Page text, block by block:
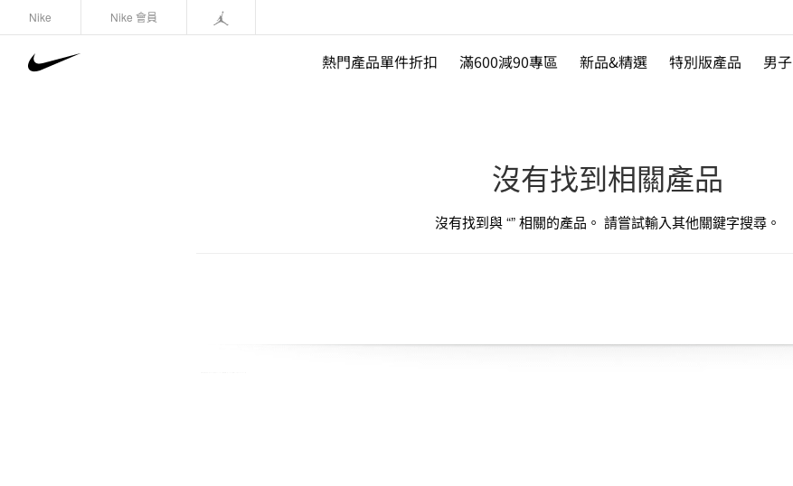
Nike Nike 會員
熱門產品單件折扣 滿600減90專區 新品&精選 特別版產品 男子
沒有找到相關產品
沒有找到與 “” 相關的產品。 請嘗試輸入其他關鍵字搜尋。